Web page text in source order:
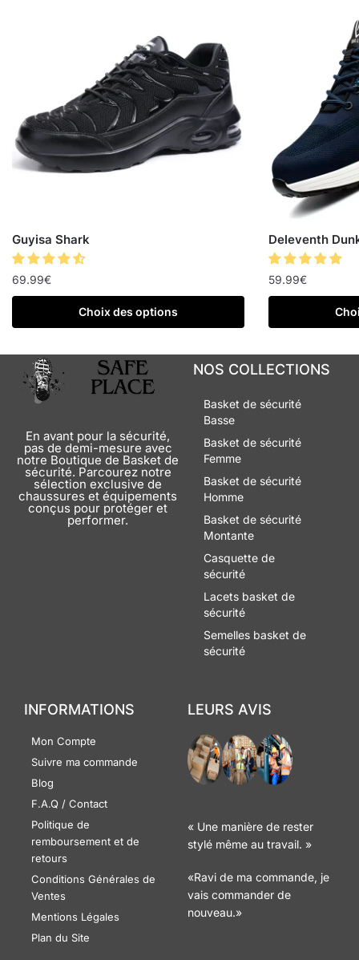
Guyisa Shark
69.99€
Choix des options
Deleventh
59.99€
En avant pour la sécurité,
pas de demi-mesure avec
notre Boutique de Basket de
sécurité. Parcourez notre
sélection exclusive de
chaussures et équipements
conçus pour protéger et
performer.
NOS COLLECTIONS
Basket de sécurité
Basse
Basket de sécurité
Femme
Basket de sécurité
Homme
Basket de sécurité
Montante
Casquette de
sécurité
Lacets basket de
sécurité
Semelles basket de
sécurité
INFORMATIONS
Mon Compte
Suivre ma commande
Blog
F.A.Q / Contact
Politique de
remboursement et de
retours
Conditions Générales de
Ventes
Mentions Légales
Plan du Site
LEURS AVIS
« Une manière de rester
stylé même au travail. »
«Ravi de ma commande, je
vais commander de
nouveau.»